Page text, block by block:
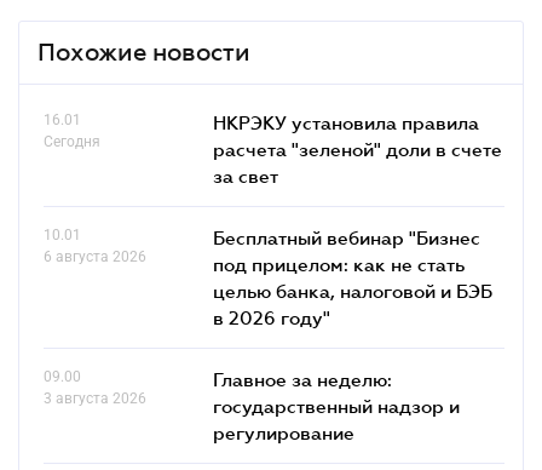
Похожие новости
16.01
Сегодня
НКРЭКУ установила правила
расчета "зеленой" доли в счете
за свет
10.01
6 августа 2026
Бесплатный вебинар "Бизнес
под прицелом: как не стать
целью банка, налоговой и БЭБ
в 2026 году"
09.00
3 августа 2026
Главное за неделю:
государственный надзор и
регулирование